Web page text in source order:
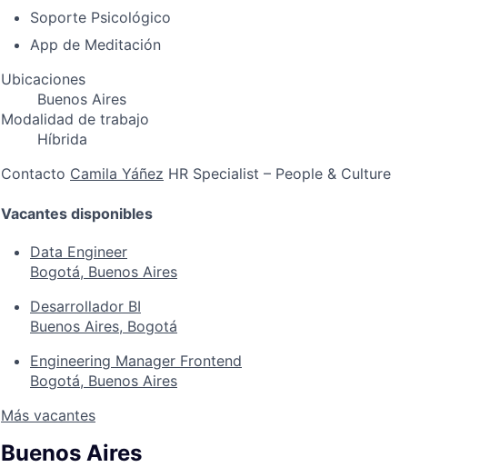
Soporte Psicológico
App de Meditación
Ubicaciones
Buenos Aires
Modalidad de trabajo
Híbrida
Contacto Camila Yáñez HR Specialist – People & Culture
Vacantes disponibles
Data Engineer
Bogotá, Buenos Aires
Desarrollador BI
Buenos Aires, Bogotá
Engineering Manager Frontend
Bogotá, Buenos Aires
Más vacantes
Buenos Aires